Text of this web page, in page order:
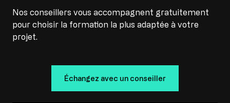
Nos conseillers vous accompagnent gratuitement
pour choisir la formation la plus adaptée à votre
projet.
Échangez avec un conseiller